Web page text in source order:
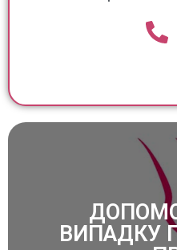
ВИПАДКУ
ЗАВЖДИ